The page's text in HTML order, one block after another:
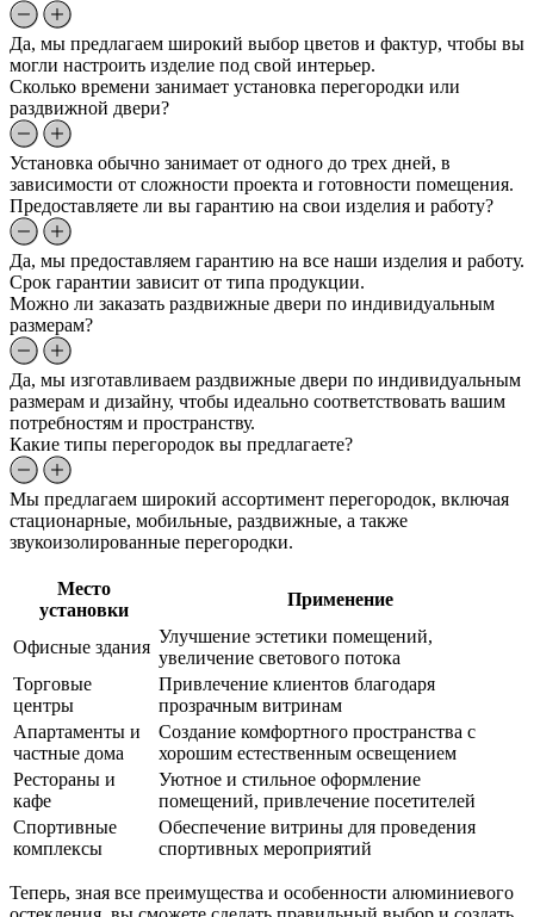
Да, мы предлагаем широкий выбор цветов и фактур, чтобы вы
могли настроить изделие под свой интерьер.
Сколько времени занимает установка перегородки или
раздвижной двери?
Установка обычно занимает от одного до трех дней, в
зависимости от сложности проекта и готовности помещения.
Предоставляете ли вы гарантию на свои изделия и работу?
Да, мы предоставляем гарантию на все наши изделия и работу.
Срок гарантии зависит от типа продукции.
Можно ли заказать раздвижные двери по индивидуальным
размерам?
Да, мы изготавливаем раздвижные двери по индивидуальным
размерам и дизайну, чтобы идеально соответствовать вашим
потребностям и пространству.
Какие типы перегородок вы предлагаете?
Мы предлагаем широкий ассортимент перегородок, включая
стационарные, мобильные, раздвижные, а также
звукоизолированные перегородки.
Место
установки
Применение
Офисные здания
Улучшение эстетики помещений,
увеличение светового потока
Торговые
центры
Привлечение клиентов благодаря
прозрачным витринам
Апартаменты и
частные дома
Создание комфортного пространства с
хорошим естественным освещением
Рестораны и
кафе
Уютное и стильное оформление
помещений, привлечение посетителей
Спортивные
комплексы
Обеспечение витрины для проведения
спортивных мероприятий
Теперь, зная все преимущества и особенности алюминиевого